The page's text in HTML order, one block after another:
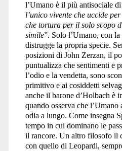
l’Umano è il più antisociale
l’unico vivente che uccide
che tortura per il solo scopo
simile”. Solo l’Umano, con
distrugge la propria specie.
posizioni di John Zerzan, il
puntualizza che sentimenti e
l’odio e la vendetta, sono
primitivo e ai cosiddetti
anche il barone d’Holbach è
quando osserva che l’Umano
odia a lungo. Come insegna
tempo in cui dominano le
il rancore. Un altro filosofo il
con quello di Leopardi,